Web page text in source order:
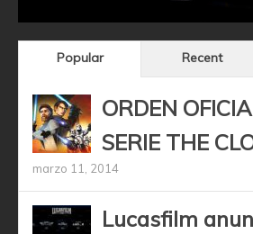
Popular Recent
ORDEN
SERIE THE
marzo 11, 2014
Lucasfilm